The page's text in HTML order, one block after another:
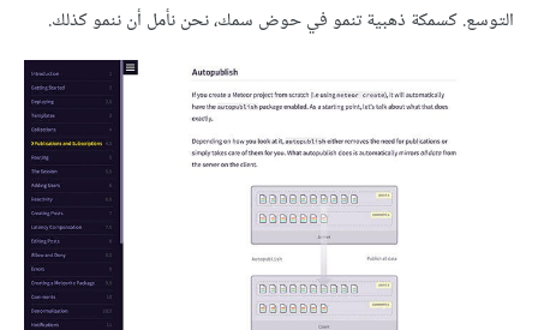
التوسع. كسمكة ذهبية تنمو في حوض سمك، نحن نأمل أن ننمو كذلك.